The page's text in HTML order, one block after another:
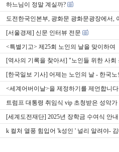
하느님이 정말 계실까?
도전한국인본부, 광화문 광화문광장에서,
[서울경제] 신문 인터뷰 전문
<특별기고> 제25회 노인의 날을 맞이하여
[역사의 기록을 찾아서] "노인들 위한 사회
[한국일보 기사] 어제는 노인의 날 - 한국
<세계어버이날>을 제정하기를 제언합니
트럼프 대통령 취임식 vip 초청받은 성악
[세계도전재단] 2025년 장학금 수여식 안내
k 컬처 열풍 힘입어 'k성인 ' 널리 알려야-